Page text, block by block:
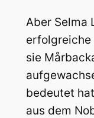
Aber Selma
erfolgreiche
sie
bedeutet
aus dem